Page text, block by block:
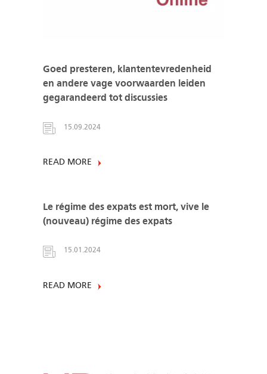
Goed presteren, klantentevredenheid
en andere vage voorwaarden leiden
gegarandeerd tot discussies
15.09.2024
READ MORE
Le régime des expats est mort, vive le
(nouveau) régime des expats
15.01.2024
READ MORE